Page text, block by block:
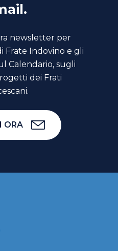
newsletter per
Frate Indovino e gli
Calendario, sugli
dei Frati
ORA